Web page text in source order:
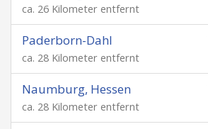
ca. 26 Kilometer entfernt
Paderborn-Dahl
ca. 28 Kilometer entfernt
Naumburg, Hessen
ca. 28 Kilometer entfernt